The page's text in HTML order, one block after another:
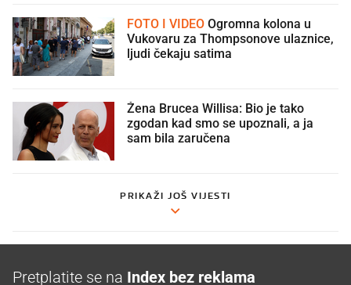
FOTO I VIDEO
Vukovaru za Thompsonove ulaznice,
ljudi čekaju satima
Žena Brucea Willisa: Bio je tako
zgodan kad smo se upoznali, a ja
sam bila zaručena
PRIKAŽI JOŠ VIJESTI
Pretplatite se na Index bez reklama